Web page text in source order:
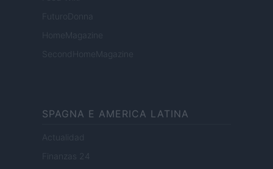
FuturoDonna
HomeMagazine
SecondHomeMagazine
SPAGNA E AMERICA LATINA
Actualidad
Finanzas 24